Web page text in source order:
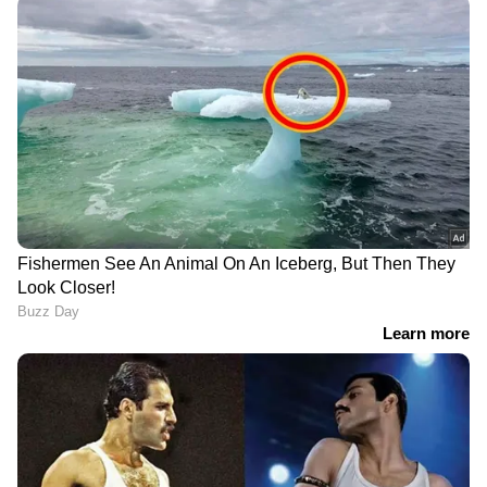
ജോസഫ് പ്രേക്ഷകർക്കു മുന്നിലെത്തിക്കുന്നത്.
ചിത്രത്തിന്‍റെ വന്‍ വിപണിമൂല്യം മുന്നില്‍ കണ്ട്
ബോളിവുഡിലെ വമ്പന്‍ സ്റ്റുഡിയോകളും
ആശിര്‍വാദ് സിനിമാസിനൊപ്പം മലയാളം ദൃശ്യം
3 ന്‍റെ ഭാഗമാവുന്നുണ്ട്. ദൃശ്യം 3 ഹിന്ദി പതിപ്പിന്‍റെ
നിര്‍മ്മാതാക്കളായ പനോരമ സ്റ്റുഡിയോസ്
ദൃശ്യം 3 മലയാളം ഒറിജിനലിന്‍റെ ആഗോള
തിയട്രിക്കല്‍, ഡിജിറ്റല്‍ റൈറ്റുകള്‍
വാങ്ങിയതായി നേരത്തെ റിപ്പോര്‍ട്ടുകള്‍
എത്തിയിരുന്നു. ബോളിവുഡിലെ മറ്റൊരു പ്രമുഖ
ബാനര്‍ ആയ പെന്‍ സ്റ്റുഡിയോസ് പനോരമ
സ്റ്റുഡിയോസിലൂടെ ആശിര്‍വാദ് സിനിമാസില്‍
100 കോടി മുതല്‍മുടക്കുന്നുമുണ്ട്.
അതേസമയം വലിയ പ്രതീക്ഷകളില്ലാതെ
DOWNLOAD APP